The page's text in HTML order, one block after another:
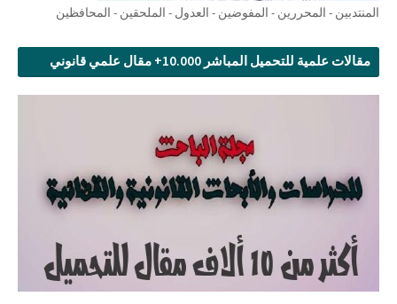
المنتدبين - المحررين - المفوضين - العدول - الملحقين - المحافظين
مقالات علمية للتحميل المباشر 10.000+ مقال علمي قانوني